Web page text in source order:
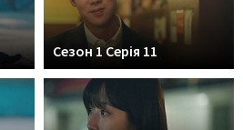
Сезон 1 Серія 11